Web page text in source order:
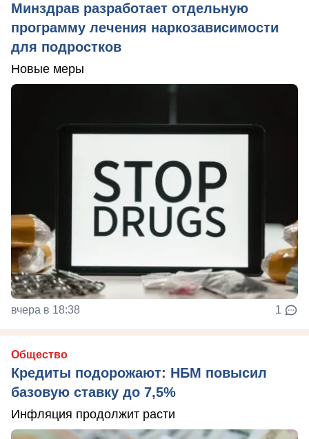
Минздрав разработает отдельную
программу лечения наркозависимости
для подростков
Новые меры
вчера в 18:38 1
Общество
Кредиты подорожают: НБМ повысил
базовую ставку до 7,5%
Инфляция продолжит расти